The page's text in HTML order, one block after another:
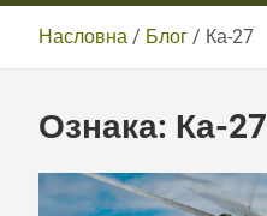
Насловна Блог Ка-27
Ознака: Ка-27